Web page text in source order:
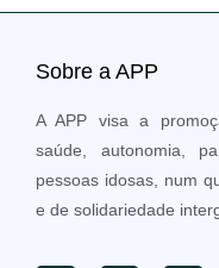
Sobre a APP
A APP visa a
saúde, autonomia,
pessoas idosas, num
e de solidariedade